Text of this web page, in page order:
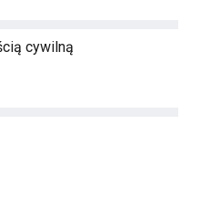
cywilną